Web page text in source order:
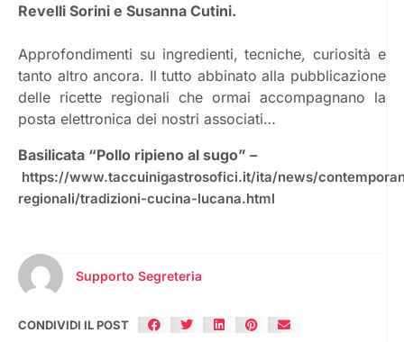
Revelli Sorini e Susanna Cutini.
Approfondimenti su ingredienti, tecniche, curiosità e
tanto altro ancora. Il tutto abbinato alla pubblicazione
delle ricette regionali che ormai accompagnano la
posta elettronica dei nostri associati…
Basilicata “Pollo ripieno al sugo” –
https://www.taccuinigastrosofici.it/ita/news/
regionali/tradizioni-cucina-lucana.html
Supporto Segreteria
CONDIVIDI IL POST